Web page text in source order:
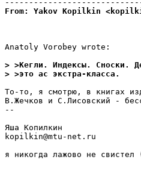
From: Yakov Kopilkin
Anatoly Vorobey wrote:
> >Кегли. Индексы. Сноски.
> >это ас экстра-класса.
То-то, я смотрю, в книгах
В.Жечков и С.Лисовский -
--
Яша Копилкин
kopilkin@mtu-net.ru
я никогда лажово не свистел